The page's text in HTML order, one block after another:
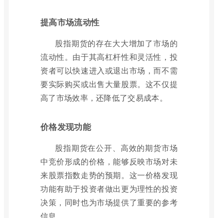
提高市场流动性
股指期货的存在大大增加了市场的
流动性。由于其高杠杆性和灵活性，投
资者可以快速进入或退出市场，而不需
要实际购买或出售大量股票。这不仅提
高了市场效率，还降低了交易成本。
价格发现功能
股指期货在公开、高效的期货市场
中竞价形成的价格，能够反映市场对未
来股票指数走势的预期。这一价格发现
功能有助于投资者做出更为理性的投资
决策，同时也为市场提供了重要的参考
信息。